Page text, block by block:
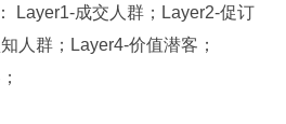
Layer1-成交人群；Layer2-促订
人群；Layer4-价值潜客；